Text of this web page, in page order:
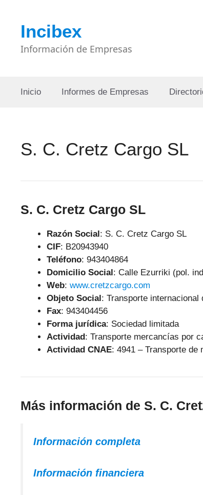
contenidoIncibex
Información de Empresas
Inicio Informes de Empresas
S. C. Cretz Cargo SL
S. C. Cretz Cargo SL
Razón Social: S. C. Cretz Cargo SL
CIF: B20943940
Teléfono: 943404864
Domicilio Social: Calle Ezurriki (pol.
Web: www.cretzcargo.com
Objeto Social: Transporte
Fax: 943404456
Forma jurídica: Sociedad limitada
Actividad: Transporte mercancías por
Actividad CNAE: 4941 – Transporte
Más información de S. C.
Información completa
Información financiera